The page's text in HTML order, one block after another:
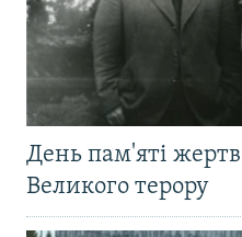
День пам'яті жертв
Великого терору